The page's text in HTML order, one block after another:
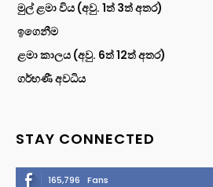
මුල් ළමා විය (අවු. 1ත් 3ත් අතර)
ඉගෙනීම
ළමා කාලය (අවු. 6ත් 12ත් අතර)
ගර්භණී අවධිය
STAY CONNECTED
165,796 Fans